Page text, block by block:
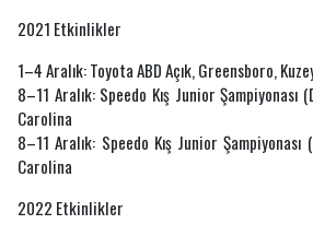
2021 Etkinlikler
1–4 Aralık: Toyota ABD Açık, Greensboro,
8–11 Aralık: Speedo Kış Junior Şampiyonası
Carolina
8–11 Aralık: Speedo Kış Junior Şampiyonası
Carolina
2022 Etkinlikler